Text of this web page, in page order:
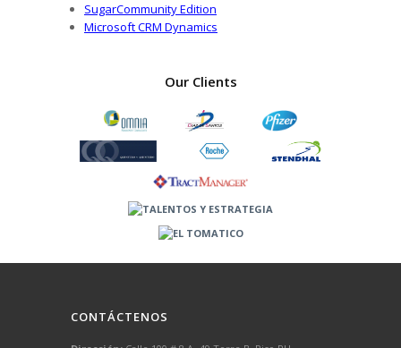
SugarCommunity Edition
Microsoft CRM Dynamics
Our Clients
CONTÁCTENOS